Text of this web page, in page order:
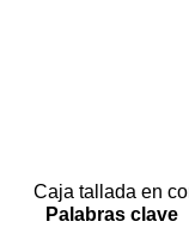
Caja tallada en
Palabras clave